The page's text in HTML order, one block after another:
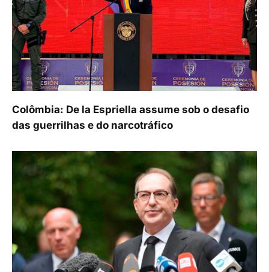
Colômbia: De la Espriella assume sob o desafio
das guerrilhas e do narcotráfico